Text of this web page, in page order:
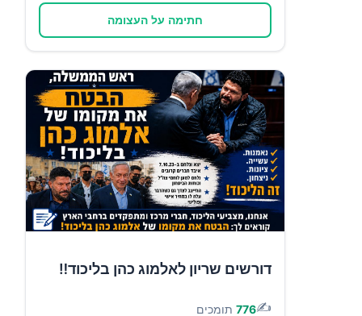
חתימה על העצומה
דורשים שריון לאלמוג כהן בליכוד‼️
✍️
776 תומכים